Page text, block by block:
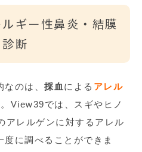
ギー性鼻炎・結膜
断
のは、 採血 による アレル
View39では、スギやヒノ
アレルゲンに対するアレル
に調べることができま